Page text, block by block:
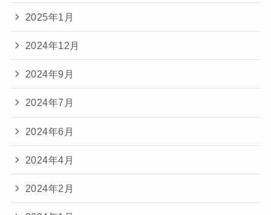
2025年1月
2024年12月
2024年9月
2024年7月
2024年6月
2024年4月
2024年2月